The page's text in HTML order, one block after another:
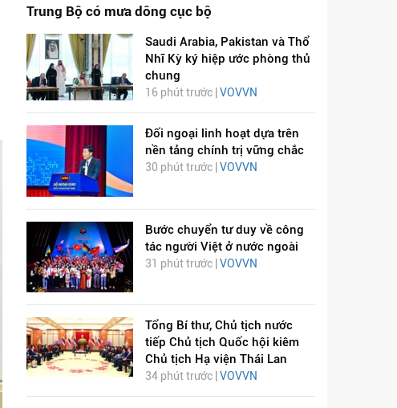
Trung Bộ có mưa dông cục bộ
Saudi Arabia, Pakistan và Thổ
Nhĩ Kỳ ký hiệp ước phòng thủ
chung
16 phút trước | VOVVN
Đối ngoại linh hoạt dựa trên
nền tảng chính trị vững chắc
30 phút trước | VOVVN
Bước chuyển tư duy về công
tác người Việt ở nước ngoài
31 phút trước |VOVVN
Tổng Bí thư, Chủ tịch nước
tiếp Chủ tịch Quốc hội kiêm
Chủ tịch Hạ viện Thái Lan
34 phút trước | VOVVN